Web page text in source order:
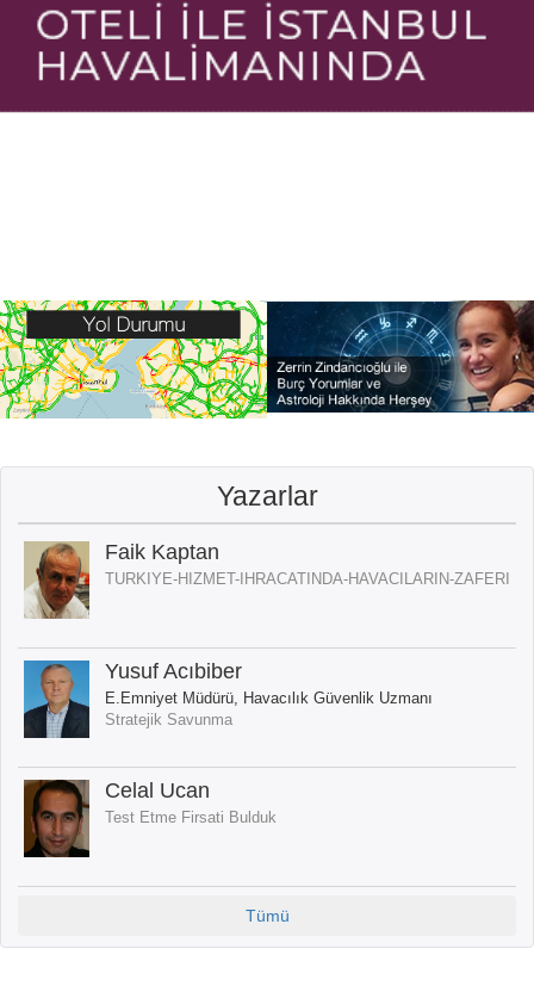
Yazarlar
Faik Kaptan
TURKIYE-HIZMET-IHRACATINDA-HAVACILARIN-ZAFERI
Yusuf Acıbiber
E.Emniyet Müdürü, Havacılık Güvenlik Uzmanı
Stratejik Savunma
Celal Ucan
Test Etme Firsati Bulduk
Tümü